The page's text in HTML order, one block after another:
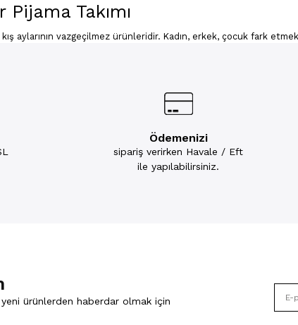
Pijama Takımı
kış aylarının vazgeçilmez ürünleridir. Kadın, erkek, çocuk fark
yanında sıcaklık arayanların ilk tercih ettiği ürünlerdir.
giyilen ürünler olsa da kadın polar pijama takımı günlük
dokulu nefes alabilen yapıdadırlar. Ayrıca kumaşın ısı yalıtımı
vardır. Kadın polar kışlık pijama takımları özellikle soğuk kış
rahatlık ve sıcaklığı bir arada yaşayabilirsiniz. Geceleri ise rahat
ip atması yapmaz. Bunun dışında kolaylıkla kuruyabilir ve
Takım Modelleri
modelleri farklı renklerin yanı sıra desenli modelleri ile de size
görünüm elde edebilirsiniz. Hayvan baskısının yanı sıra ekose
Ödemenizi
sipariş verirken Havale / Eft
ile yapılabilirsiniz.
ürünlerden haberdar olmak için